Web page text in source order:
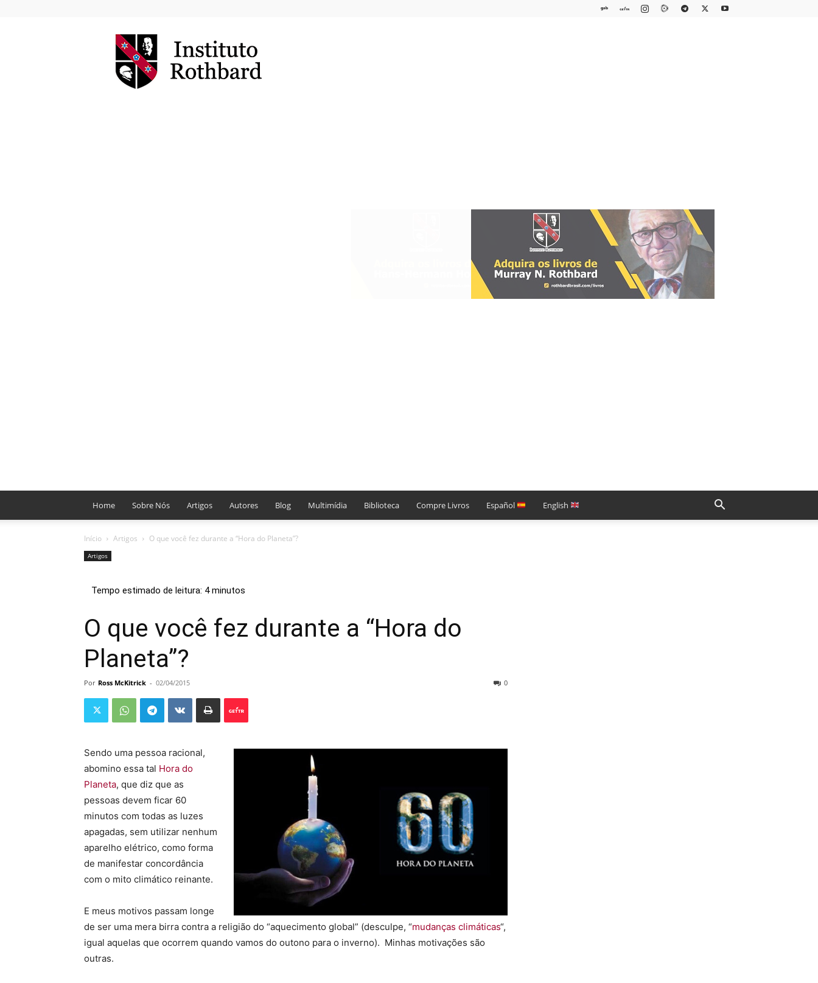
Instituto
Rothbard
Brasil
Home Sobre Nós Artigos Autores Blog Multimídia Biblioteca Compre Livros Español English
Início Artigos O que você fez durante a “Hora do Planeta”?
Artigos
O que você fez durante a “Hora do
Planeta”?
Por Ross McKitrick - 02/04/2015 0
Sendo uma pessoa racional,
abomino essa tal Hora do
Planeta, que diz que as
pessoas devem ficar 60
minutos com todas as luzes
apagadas, sem utilizar nenhum
aparelho elétrico, como forma
de manifestar concordância
com o mito climático reinante.
E meus motivos passam longe
de ser uma mera birra contra a religião do “aquecimento global” (desculpe, “mudanças climáticas“,
igual aquelas que ocorrem quando vamos do outono para o inverno). Minhas motivações são
outras.